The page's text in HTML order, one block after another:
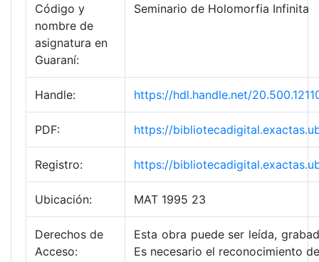
Código y
nombre de
asignatura en
Guaraní:
Seminario de Holomorfia Infinita
Handle: https://hdl.handle.net/
PDF: https://
Registro: https://
Ubicación: MAT 1995 23
Derechos de
Acceso:
Esta obra puede ser leída,
Es necesario el reconocimiento